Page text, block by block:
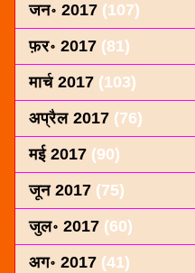
जन॰ 2017 (107)
फ़र॰ 2017 (81)
मार्च 2017 (103)
अप्रैल 2017 (76)
मई 2017 (90)
जून 2017 (75)
जुल॰ 2017 (60)
अग॰ 2017 (41)